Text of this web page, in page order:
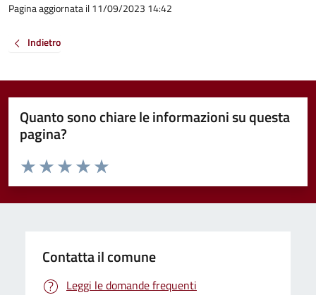
Pagina aggiornata il 11/09/2023 14:42
Indietro
Quanto sono chiare le informazioni su questa
pagina?
Valuta da 1 a 5 stelle la pagina
Valuta 5 stelle su 5
Valuta 4 stelle su 5
Valuta 3 stelle su 5
Valuta 2 stelle su 5
Valuta 1 stelle su 5
Contatta il comune
Leggi le domande frequenti